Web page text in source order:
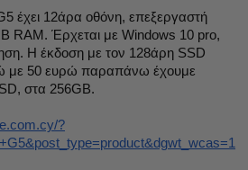
έχει 12άρα οθόνη, επεξεργαστή
RAM. Έρχεται με Windows 10 pro,
Η έκδοση με τον 128άρη SSD
με 50 ευρώ παραπάνω έχουμε
στα 256GB.
?